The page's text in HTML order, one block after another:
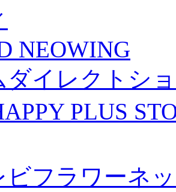
NEOWING
ダイレクトシ
PLUS
ビフラワーネ